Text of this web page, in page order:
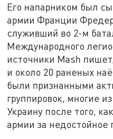
Его напарником был
армии Франции
служивший во 2-м
Международного
источники Mash
и около 20 раненых
были признанными
группировок, многие
Украину после того,
армии за недостойное